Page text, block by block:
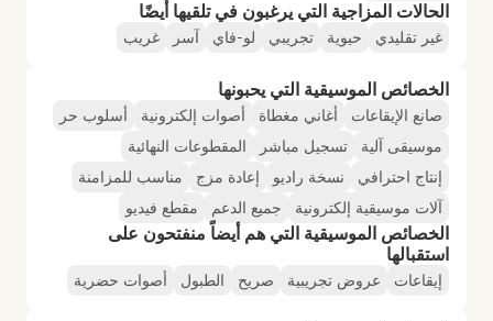
الحالات المزاجية التي يرغبون في تلقيها أيضًا
غير تقليدي حيوية تجريبي لو-فاي آسر غريب
الخصائص الموسيقية التي يحبونها
صانع الإيقاعات أغاني مغطاة أصوات إلكترونية
أسلوب حر
موسيقى آلية
تسجيل مباشر
المقطوعات النهائية
إنتاج احترافي
نسخة راديو إعادة مزج
مناسب للمزامنة
آلات موسيقية إلكترونية
جميع الدعم مقطع فيديو
الخصائص الموسيقية التي هم أيضاً منفتحون على
استقبالها
إيقاعات عروض تجريبية صريح الطبول أصوات حضرية